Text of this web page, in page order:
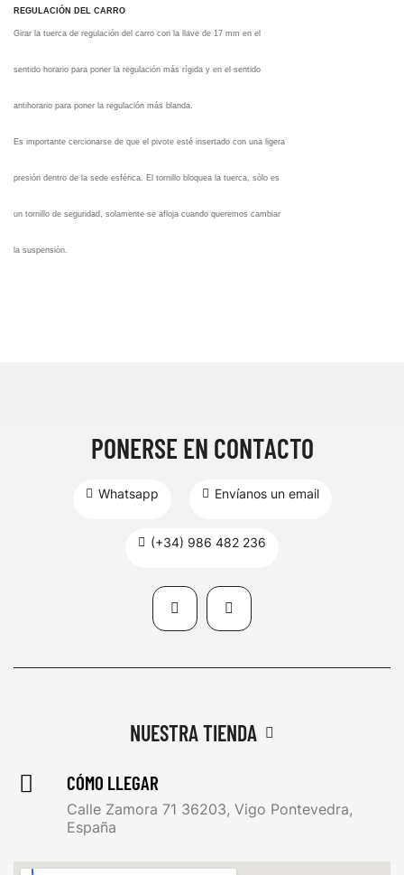
REGULACIÓN DEL CARRO
Girar la tuerca de regulación del carro con la llave de 17 mm en el
sentido horario para poner la regulación más rígida y en el sentido
antihorario para poner la regulación más blanda.
Es importante cercionarse de que el pivote esté insertado con una ligera
presión dentro de la sede esférica. El tornillo bloquea la tuerca, sòlo es
un tornillo de seguridad, solamente se afloja cuando queremos cambiar
la suspensiòn.
PONERSE EN CONTACTO
Whatsapp Envíanos un email
(+34) 986 482 236
NUESTRA TIENDA
CÓMO LLEGAR
Calle Zamora 71 36203, Vigo Pontevedra,
España